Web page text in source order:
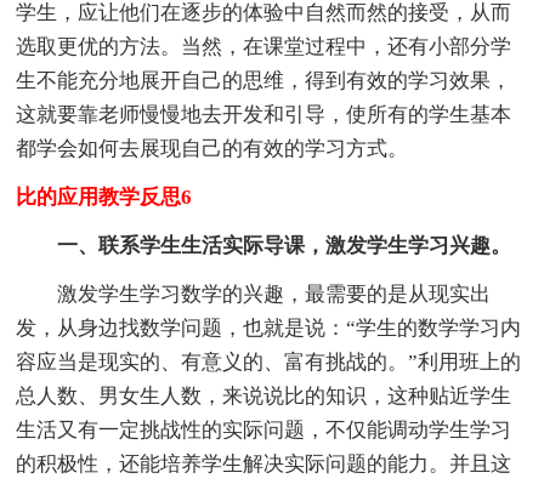
学生，应让他们在逐步的体验中自然而然的接受，从而
选取更优的方法。当然，在课堂过程中，还有小部分学
生不能充分地展开自己的思维，得到有效的学习效果，
这就要靠老师慢慢地去开发和引导，使所有的学生基本
都学会如何去展现自己的有效的学习方式。
比的应用教学反思6
一、联系学生生活实际导课，激发学生学习兴趣。
激发学生学习数学的兴趣，最需要的是从现实出
发，从身边找数学问题，也就是说：“学生的数学学习内
容应当是现实的、有意义的、富有挑战的。”利用班上的
总人数、男女生人数，来说说比的知识，这种贴近学生
生活又有一定挑战性的实际问题，不仅能调动学生学习
的积极性，还能培养学生解决实际问题的能力。并且这